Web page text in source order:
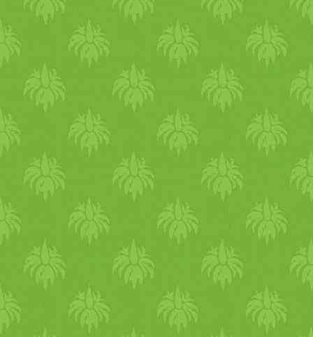
következményeitől
megszabadulj és frissen
induljon a nap. Jöhet egy
pohár langyos víz. A kora
reggeli és késő esti hűvösebb
órák ideálisak testmozgásra.
Ígya kár reggel végezz el egy
kis támozgatást, csinálj
néhány jógapózt. Az